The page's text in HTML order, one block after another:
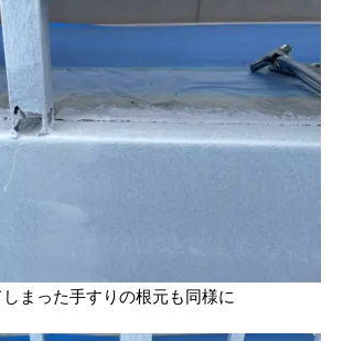
まった手すりの根元も同様に